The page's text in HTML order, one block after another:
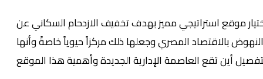
موقع استراتيجي مميز بهدف تخفيف الازدحام السكاني عن
بالاقتصاد المصري وجعلها ذلك مركزاً حيوياً خاصةً وأنها